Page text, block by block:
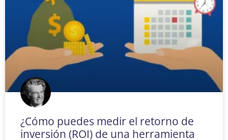
¿Cómo puedes medir el retorno de
inversión (ROI) de una herramienta